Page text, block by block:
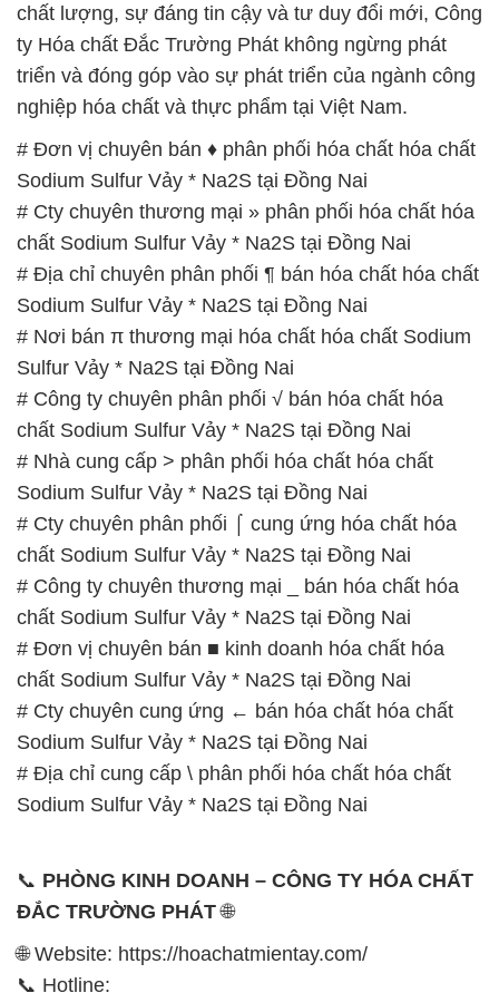
# Đơn vị chuyên bán ♦ phân phối hóa chất hóa chất
Sodium Sulfur Vảy * Na2S tại Đồng Nai
# Cty chuyên thương mại » phân phối hóa chất hóa
chất Sodium Sulfur Vảy * Na2S tại Đồng Nai
# Địa chỉ chuyên phân phối ¶ bán hóa chất hóa chất
Sodium Sulfur Vảy * Na2S tại Đồng Nai
# Nơi bán π thương mại hóa chất hóa chất Sodium
Sulfur Vảy * Na2S tại Đồng Nai
# Công ty chuyên phân phối √ bán hóa chất hóa
chất Sodium Sulfur Vảy * Na2S tại Đồng Nai
# Nhà cung cấp > phân phối hóa chất hóa chất
Sodium Sulfur Vảy * Na2S tại Đồng Nai
# Cty chuyên phân phối ⌠ cung ứng hóa chất hóa
chất Sodium Sulfur Vảy * Na2S tại Đồng Nai
# Công ty chuyên thương mại _ bán hóa chất hóa
chất Sodium Sulfur Vảy * Na2S tại Đồng Nai
# Đơn vị chuyên bán ■ kinh doanh hóa chất hóa
chất Sodium Sulfur Vảy * Na2S tại Đồng Nai
# Cty chuyên cung ứng ← bán hóa chất hóa chất
Sodium Sulfur Vảy * Na2S tại Đồng Nai
# Địa chỉ cung cấp \ phân phối hóa chất hóa chất
Sodium Sulfur Vảy * Na2S tại Đồng Nai
📞PHÒNG KINH DOANH – CÔNG TY HÓA CHẤT
ĐẮC TRƯỜNG PHÁT🌐
🌐 Website: https://hoachatmientay.com/
– 0933.920.505 – 028.3504.5555
028.3756.1841- 028.3756.1842